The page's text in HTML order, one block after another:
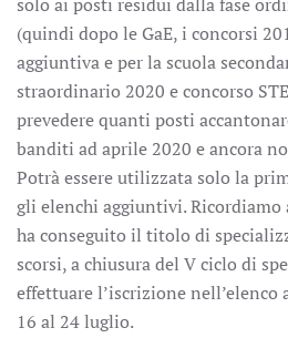
(quindi dopo le GaE, i concorsi
aggiuntiva e per la scuola
straordinario 2020 e concorso
prevedere quanti posti
banditi ad aprile 2020 e ancora
Potrà essere utilizzata solo la
gli elenchi aggiuntivi. Ricordiamo
ha conseguito il titolo di
scorsi, a chiusura del V ciclo di
effettuare l’iscrizione nell’elenco
16 al 24 luglio.